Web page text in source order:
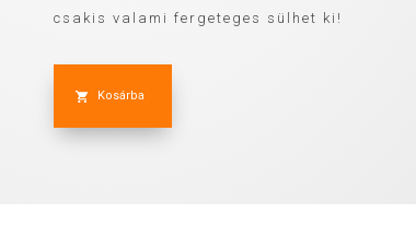
csakis valami fergeteges sülhet ki!
Kosárba